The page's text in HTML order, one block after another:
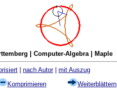
| Computer-Algebra | Maple
nach Autor| mit Auszug
Komprimieren Weiterblättern